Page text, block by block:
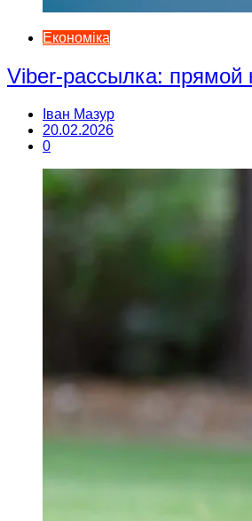
Економіка
Viber-рассылка: прямой
Іван Мазур
20.02.2026
0